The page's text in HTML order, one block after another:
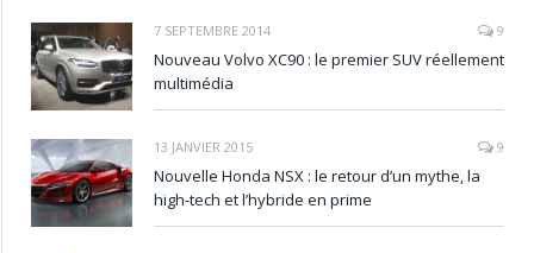
7 SEPTEMBRE 2014 9
Nouveau Volvo XC90 : le premier SUV réellement
multimédia
13 JANVIER 2015 9
Nouvelle Honda NSX : le retour d’un mythe, la
high-tech et l’hybride en prime